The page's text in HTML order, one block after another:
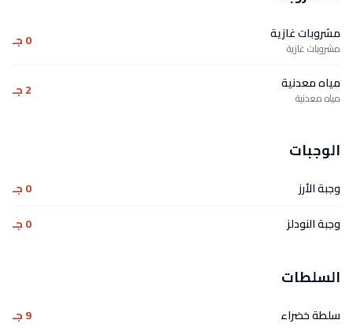
مشروبات غازية
مشروبات غازية 0 جـ
مياه معدنية
مياه معدنية 2 جـ
الوجبات
وجبة الأرز
0 جـ
وجبة النودلز
0 جـ
السلطات
سلطة خضراء 9 جـ